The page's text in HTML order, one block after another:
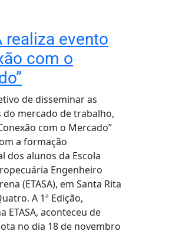
realiza evento
com o
de disseminar as
do mercado de trabalho,
com o Mercado”
a formação
dos alunos da Escola
Engenheiro
(ETASA), em Santa Rita
A 1ª Edição,
ETASA, aconteceu de
no dia 18 de novembro